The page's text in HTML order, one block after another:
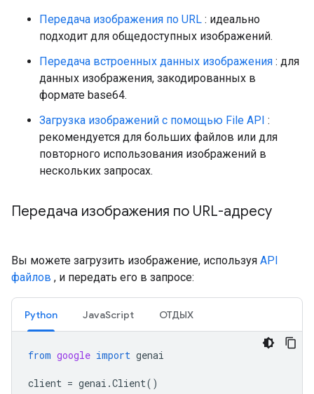
Передача изображения по URL : идеально
подходит для общедоступных изображений.
Передача встроенных данных изображения : для
данных изображения, закодированных в
формате base64.
Загрузка изображений с помощью File API :
рекомендуется для больших файлов или для
повторного использования изображений в
нескольких запросах.
Передача изображения по URL-адресу
Вы можете загрузить изображение, используя API
файлов , и передать его в запросе:
Python JavaScript ОТДЫХ
from google import genai
client = genai .Client()